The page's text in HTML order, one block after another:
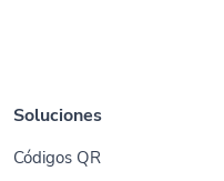
Soluciones
Códigos QR